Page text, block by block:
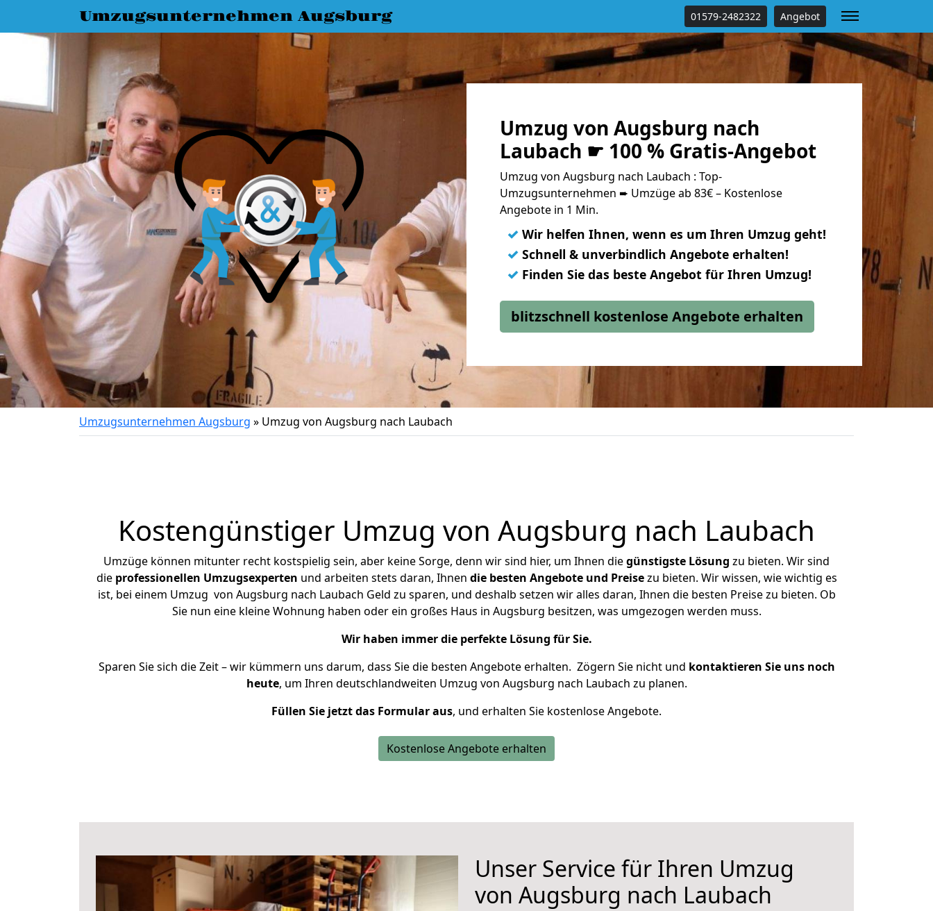
Umzugsunternehmen Augsburg 01579-2482322 Angebot
Umzug von Augsburg nach
Laubach ☛ 100 % Gratis-Angebot
Umzug von Augsburg nach Laubach : Top-
Umzugsunternehmen ➨ Umzüge ab 83€ – Kostenlose
Angebote in 1 Min.
✓ Wir helfen Ihnen, wenn es um Ihren Umzug geht!
✓ Schnell & unverbindlich Angebote erhalten!
✓ Finden Sie das beste Angebot für Ihren Umzug!
blitzschnell kostenlose Angebote erhalten
Umzugsunternehmen Augsburg » Umzug von Augsburg nach Laubach
Kostengünstiger Umzug von Augsburg nach Laubach
Umzüge können mitunter recht kostspielig sein, aber keine Sorge, denn wir sind hier, um Ihnen diegünstigste Lösung zu bieten. Wir sind
die professionellen Umzugsexperten und arbeiten stets daran, Ihnen die besten Angebote und Preisezu bieten. Wir wissen, wie wichtig es
ist, bei einem Umzug von Augsburg nach Laubach Geld zu sparen, und deshalb setzen wir alles daran, Ihnen die besten Preise zu bieten. Ob
Sie nun eine kleine Wohnung haben oder ein großes Haus in Augsburg besitzen, was umgezogen werden muss.
Wir haben immer die perfekte Lösung für Sie.
Sparen Sie sich die Zeit – wir kümmern uns darum, dass Sie die besten Angebote erhalten. Zögern Sie nicht und kontaktieren Sie uns noch
heute, um Ihren deutschlandweiten Umzug von Augsburg nach Laubach zu planen.
Füllen Sie jetzt das Formular aus, und erhalten Sie kostenlose Angebote.
Kostenlose Angebote erhalten
Unser Service für Ihren Umzug
von Augsburg nach Laubach